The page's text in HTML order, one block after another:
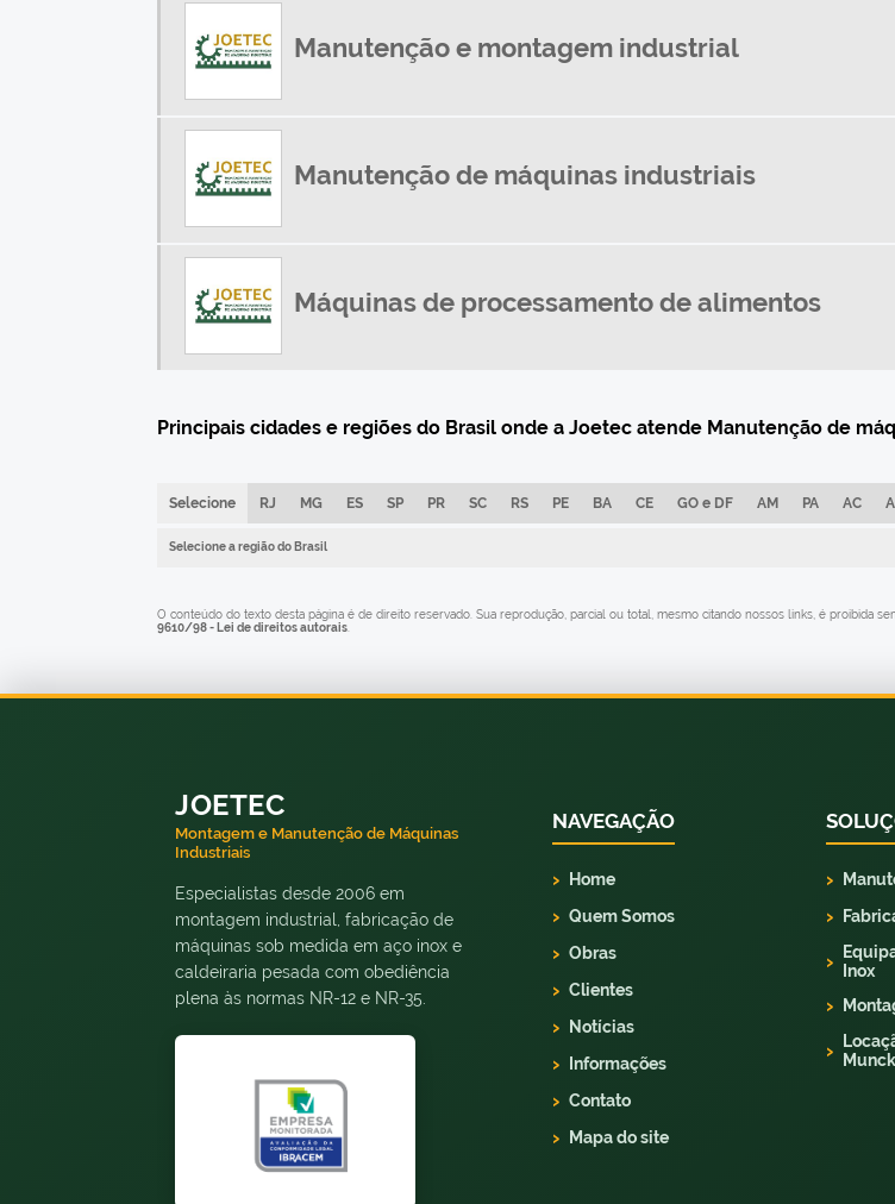
Manutenção e montagem industrial
Manutenção de máquinas industriais
Máquinas de processamento de alimentos
Principais cidades e regiões do Brasil onde a Joetec atende Manutenção de
Selecione RJ MG ES SP PR SC RS PE BA CE GO e DF AM PA AC
Selecione a região do Brasil
O conteúdo do texto desta página é de direito reservado. Sua reprodução, parcial ou total, mesmo citando nossos links, é proibida
9610/98 - Lei de direitos autorais
JOETEC
Montagem e Manutenção de Máquinas
Industriais
Especialistas desde 2006 em
montagem industrial, fabricação de
máquinas sob medida em aço inox e
caldeiraria pesada com obediência
plena às normas NR-12 e NR-35.
NAVEGAÇÃO
Home
Quem Somos
Obras
Clientes
Notícias
Informações
Contato
Mapa do site
Inox
Munck